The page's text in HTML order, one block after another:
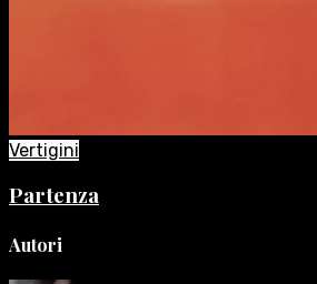
Vertigini
Partenza
Autori